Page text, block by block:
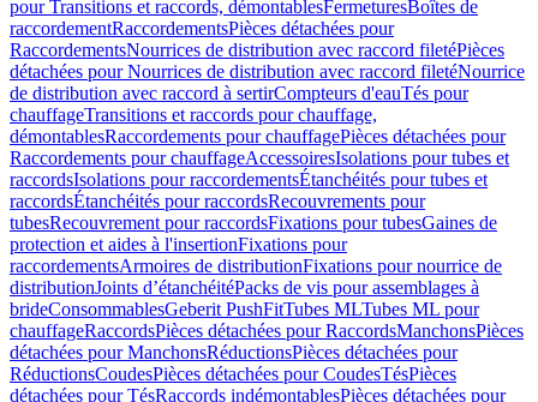
pour Transitions et raccords, démontablesFermeturesBoîtes de
raccordementRaccordementsPièces détachées pour
RaccordementsNourrices de distribution avec raccord filetéPièces
détachées pour Nourrices de distribution avec raccord filetéNourrice
de distribution avec raccord à sertirCompteurs d'eauTés pour
chauffageTransitions et raccords pour chauffage,
démontablesRaccordements pour chauffagePièces détachées pour
Raccordements pour chauffageAccessoiresIsolations pour tubes et
raccordsIsolations pour raccordementsÉtanchéités pour tubes et
raccordsÉtanchéités pour raccordsRecouvrements pour
tubesRecouvrement pour raccordsFixations pour tubesGaines de
protection et aides à l'insertionFixations pour
raccordementsArmoires de distributionFixations pour nourrice de
distributionJoints d’étanchéitéPacks de vis pour assemblages à
brideConsommablesGeberit PushFitTubes MLTubes ML pour
chauffageRaccordsPièces détachées pour RaccordsManchonsPièces
détachées pour ManchonsRéductionsPièces détachées pour
RéductionsCoudesPièces détachées pour CoudesTésPièces
détachées pour TésRaccords indémontablesPièces détachées pour